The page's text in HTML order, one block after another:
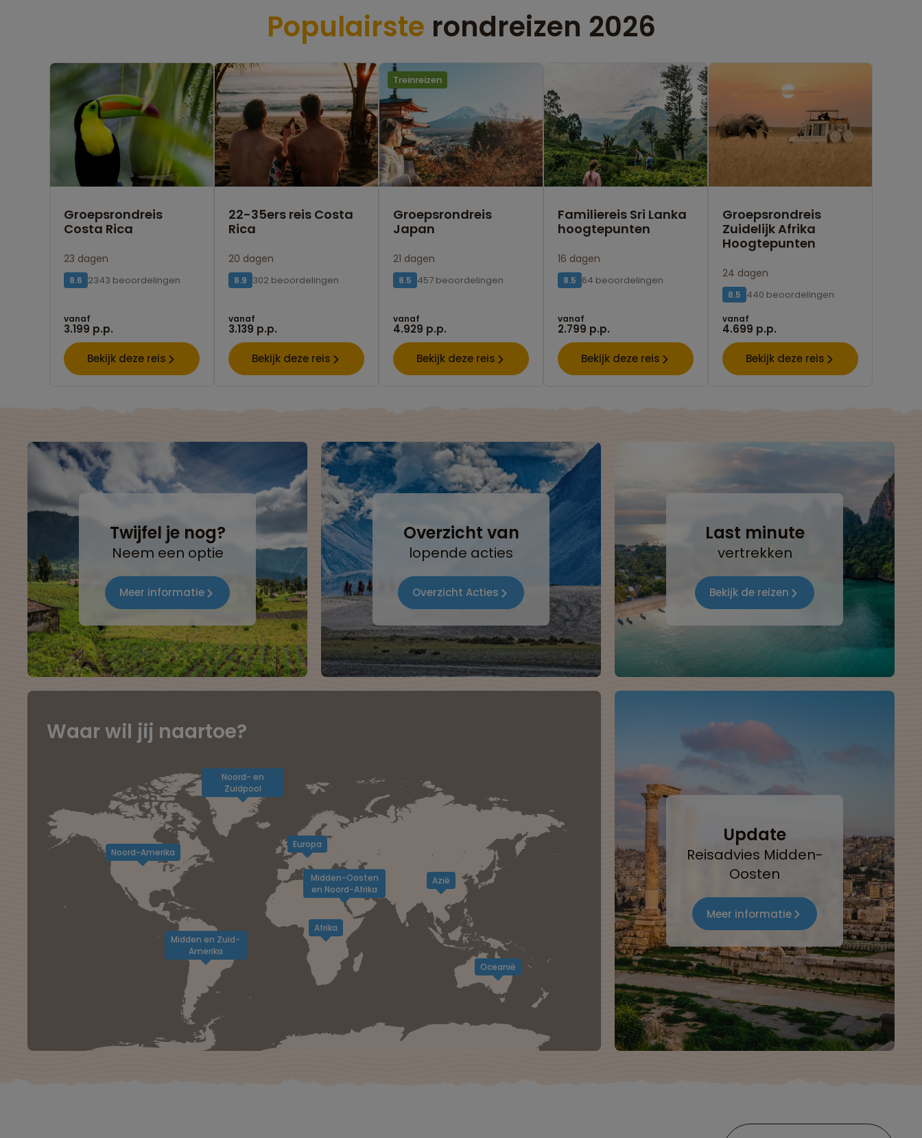
Populairste rondreizen 2026
Groepsrondreis
Costa Rica
23 dagen
8.6 2343 beoordelingen
vanaf
3.199 p.p.
Bekijk deze reis
22-35ers reis Costa
Rica
20 dagen
8.9 302 beoordelingen
vanaf
3.139 p.p.
Bekijk deze reis
Treinreizen
Groepsrondreis
Japan
21 dagen
8.5 457 beoordelingen
vanaf
4.929 p.p.
Bekijk deze reis
Familiereis Sri Lanka
hoogtepunten
16 dagen
8.5 64 beoordelingen
vanaf
2.799 p.p.
Bekijk deze reis
Groepsrondreis
Zuidelijk Afrika
Hoogtepunten
24 dagen
8.5 440 beoordelingen
vanaf
4.699 p.p.
Bekijk deze reis
Twijfel je nog?
Neem een optie
Meer informatie
Overzicht van
lopende acties
Overzicht Acties
Last minute
vertrekken
Bekijk de reizen
Waar wil jij naartoe?
Azië
Afrika
Midden en Zuid-
Amerika
Midden-Oosten
en Noord-Afrika
Noord-Amerika
Europa
Oceanië
Noord- en
Zuidpool
Update
Reisadvies Midden-
Oosten
Meer informatie